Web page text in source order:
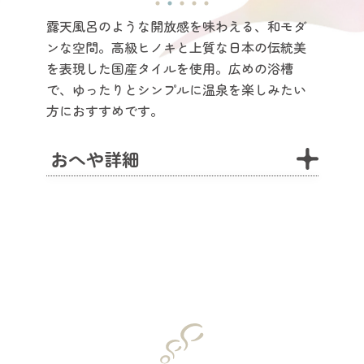
露天風呂のような開放感を味わえる、和モダ
ンな空間。高級ヒノキと上質な日本の伝統美
を表現した国産タイルを使用。広めの浴槽
で、ゆったりとシンプルに温泉を楽しみたい
方におすすめです。
おへや詳細